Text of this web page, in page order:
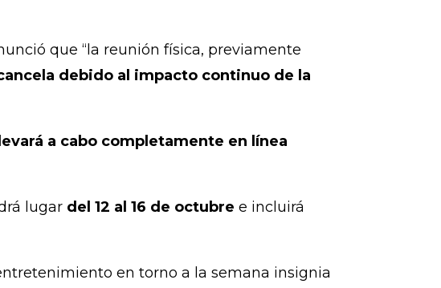
que “la reunión física, previamente
debido al impacto continuo de la
a cabo completamente en línea
lugar del 12 al 16 de octubre e incluirá
en torno a la semana insignia